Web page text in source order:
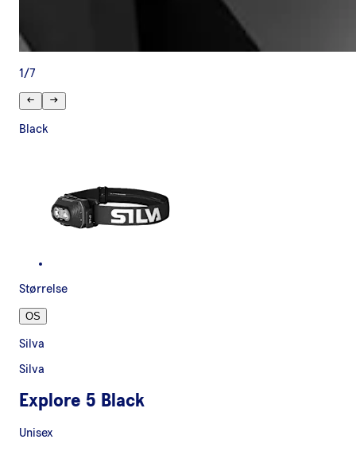
1 /7
Black
Størrelse
OS
Silva
Silva
Explore 5 Black
Unisex